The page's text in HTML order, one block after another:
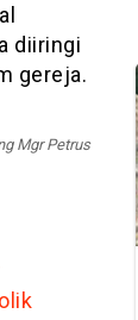
diiringi
gereja.
Mgr Petrus